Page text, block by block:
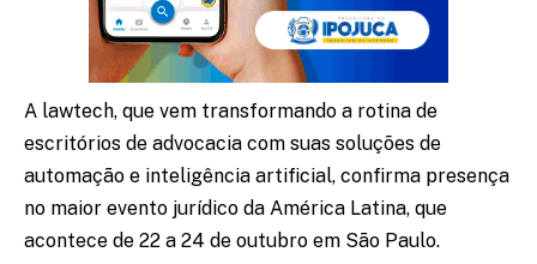
A lawtech, que vem transformando a rotina de
escritórios de advocacia com suas soluções de
automação e inteligência artificial, confirma presença
no maior evento jurídico da América Latina, que
acontece de 22 a 24 de outubro em São Paulo.